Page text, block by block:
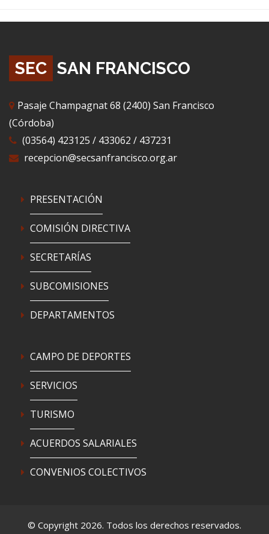
SEC SAN FRANCISCO
Pasaje Champagnat 68 (2400) San Francisco
(Córdoba)
(03564) 423125 / 433062 / 437231
recepcion@secsanfrancisco.org.ar
PRESENTACIÓN
COMISIÓN DIRECTIVA
SECRETARÍAS
SUBCOMISIONES
DEPARTAMENTOS
CAMPO DE DEPORTES
SERVICIOS
TURISMO
ACUERDOS SALARIALES
CONVENIOS COLECTIVOS
© Copyright 2026. Todos los derechos reservados.